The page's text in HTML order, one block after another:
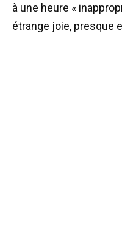
à une heure «
étrange joie, presque